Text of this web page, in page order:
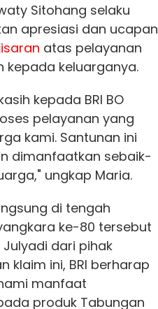
Sitohang selaku
apresiasi dan ucapan
atas pelayanan
kepada keluarganya.
kepada BRI BO
pelayanan yang
kami. Santunan ini
dimanfaatkan sebaik-
ungkap Maria.
di tengah
ke-80 tersebut
dari pihak
klaim ini, BRI berharap
manfaat
produk Tabungan